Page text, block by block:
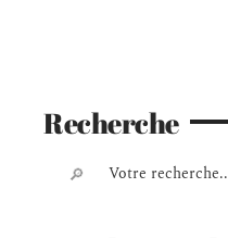
Recherche